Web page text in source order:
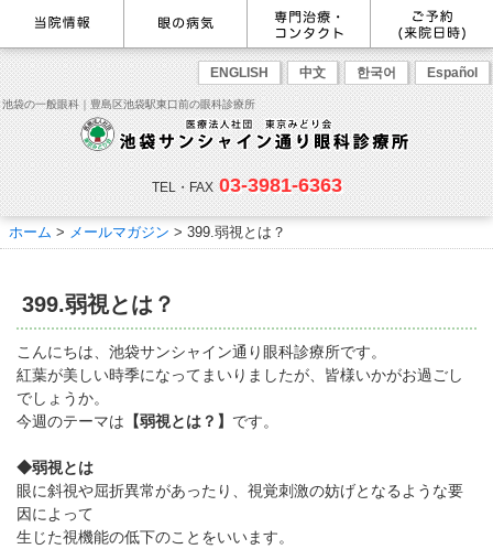
ENGLISH 中文 한국어 Español
池袋の一般眼科｜豊島区池袋駅東口前の眼科診療所
TEL・FAX 03-3981-6363
最新情報
感染症予防のための衛生環境整
備の取り組み
医師のご紹介
当院勤務医師のご紹介 ごあいさつ
院内の様子・設備
院内の様子 検査･治療･手術機器
診療のご案内・アクセス
アクセス
い
診察の流れ
リンク
よくある質問
診療報酬に関する院内掲示
メールマガジン
パンフレットのダウンロード
眼の病気を調べる
病名から探す
症状から探す
目の構造から探す
主な眼科疾患
緑内障 網膜疾患
眼精疲労
ドライアイ
ものもらい
花粉症
白内障
アレルギー性結膜炎
コンタクトレンズ診
学校近視について
点眼液・眼軟膏について
眼科専門治療・特設ページ
緑内障専門治療ページ
角膜疾患専門治療ページ
ドライアイ専門治療ページ
網膜・硝子体専門治療ページ
黄斑疾患専門治療ページ
ぶどう膜炎専門治療ページ
白内障専門治療ページ
花粉症専門ページ
眼形成診療ページ
コンタクトレンズ診療
抗VEGF抗体療法
ボツリヌス療法
東口眼科医院)
コンタクトレンズ診療
コンタクトレンズの種類と特徴
しばらく眼科受診していない方
初めてコンタクトレンズを使う
コンタクトレンズトラブル
WEB予約(来院日時の設定)
一般眼科診療を予約
コンタクトレンズ診療を予約
緑内障専門治療を予約
角膜専門治療を予約
ドライアイ専門治療を予約
網膜・硝子体専門治療を予約
白内障専門治療を予約
白内障手術公開講座を予約
黄斑専門治療を予約
予約をキャンセルする
ご予約
ホーム > メールマガジン > 399.弱視とは？
399.弱視とは？
こんにちは、池袋サンシャイン通り眼科診療所です。
紅葉が美しい時季になってまいりましたが、皆様いかがお過ごし
でしょうか。
今週のテーマは 【弱視とは？】 です。
◆弱視とは
眼に斜視や屈折異常があったり、視覚刺激の妨げとなるような要
因によって
生じた視機能の低下のことをいいます。